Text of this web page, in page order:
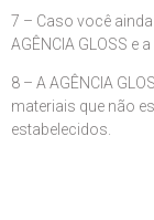
7 – Caso você
AGÊNCIA GLOSS e
8 – A AGÊNCIA
materiais que não
estabelecidos.